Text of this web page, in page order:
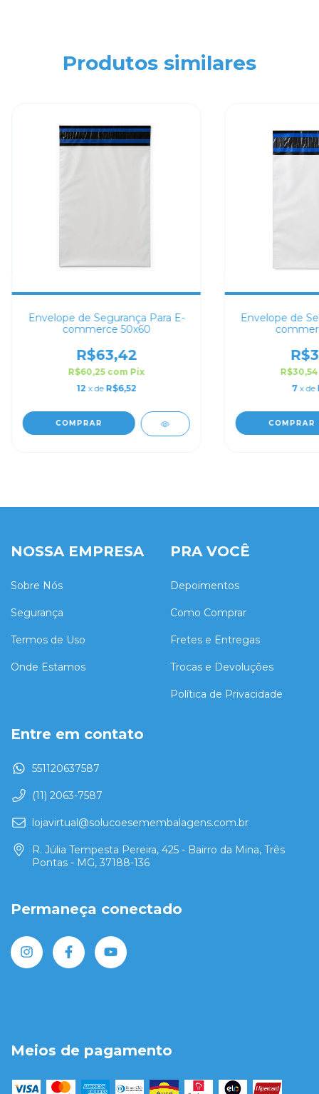
Produtos similares
Envelope de Segurança Para E-
commerce 50x60
R$63,42
R$60,25 com Pix
12 x de R$6,52
COMPRAR
Envelope de
7 x de
COMPRAR
NOSSA EMPRESA
Sobre Nós
Segurança
Termos de Uso
Onde Estamos
PRA VOCÊ
Depoimentos
Como Comprar
Fretes e Entregas
Trocas e Devoluções
Política de Privacidade
Entre em contato
551120637587
(11) 2063-7587
lojavirtual@solucoesemembalagens.com.br
R. Júlia Tempesta Pereira, 425 - Bairro da Mina, Três
Pontas - MG, 37188-136
Permaneça conectado
Meios de pagamento